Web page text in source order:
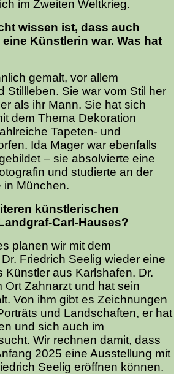
im Zweiten Weltkrieg.
wissen ist, dass auch
Künstlerin war. Was hat
gemalt, vor allem
Stillleben. Sie war vom Stil her
als ihr Mann. Sie hat sich
dem Thema Dekoration
Tapeten- und
Ida Mager war ebenfalls
– sie absolvierte eine
und studierte an der
in München.
künstlerischen
Carl-Hauses?
planen wir mit dem
Friedrich Seelig wieder eine
Künstler aus Karlshafen. Dr.
Ort Zahnarzt und hat sein
Von ihm gibt es Zeichnungen
und Landschaften, er hat
und sich auch im
Wir rechnen damit, dass
2025 eine Ausstellung mit
Seelig eröffnen können.